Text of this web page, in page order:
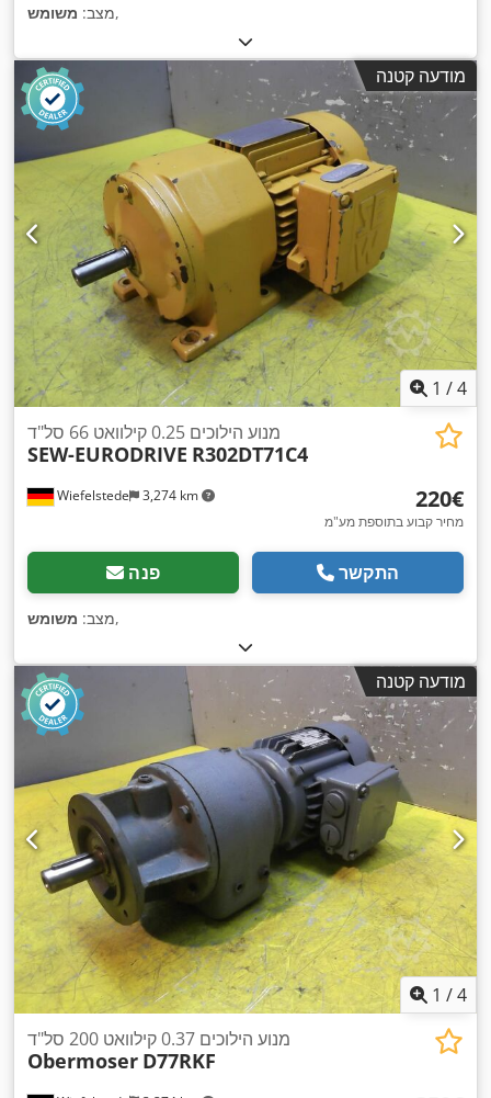
מצב: משומש ,
מודעה קטנה
1 /4
Wiefelstede 3,274 km
מנוע הילוכים 0.25 קילוואט 66 סל"ד
SEW-EURODRIVE R302DT71C4
‏220 ‏€
מחיר קבוע בתוספת מע"מ
פנה התקשר
מצב: משומש ,
מודעה קטנה
1 /4
מנוע הילוכים 0.37 קילוואט 200 סל"ד
Obermoser D77RKF